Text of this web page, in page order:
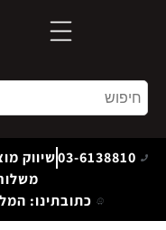
03-6138810שיווק
משלוח
כתובתינו: המלאכה 63 ,אזור